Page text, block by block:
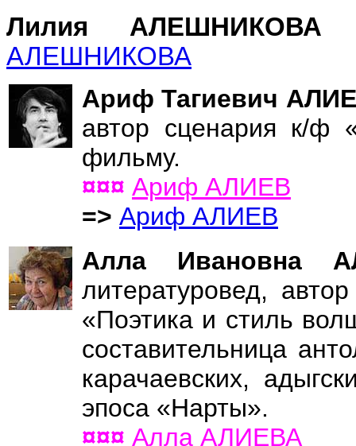
Лилия АЛЕШНИКОВА
АЛЕШНИКОВА
Ариф Тагиевич
автор сценария к/ф
фильму.
¤¤¤ Ариф АЛИЕВ
=> Ариф АЛИЕВ
Алла Ивановна
литературовед,
«Поэтика и стиль
составительница
карачаевских,
эпоса «Нарты».
¤¤¤ Алла АЛИЕВА